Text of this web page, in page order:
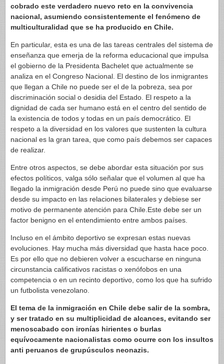
cobrado este verdadero nuevo reto en la convivencia
nacional, asumiendo consistentemente el fenómeno de
multiculturalidad que se ha producido en Chile.
En particular, esta es una de las tareas centrales del sistema de
enseñanza que emerja de la reforma educacional que impulsa
el gobierno de la Presidenta Bachelet que actualmente se
analiza en el Congreso Nacional. El destino de los inmigrantes
que llegan a Chile no puede ser el de la pobreza, sea por
discriminación social o desidia del Estado. El respeto a la
dignidad de cada ser humano está en el centro del sentido de
la existencia de todos y todas en un país democrático. El
respeto a la diversidad en los valores que sustenten la cultura
nacional es la gran tarea, que como país debemos ser capaces
de realizar.
Entre otros aspectos, se debe abordar esta situación por sus
efectos políticos, valga sólo señalar que el volumen al que ha
llegado la inmigración desde Perú no puede sino que evaluarse
desde su impacto en las relaciones bilaterales y debiese ser
motivo de permanente atención para Chile.Este debe ser un
factor benigno en el entendimiento entre ambos países.
Incluso en el ámbito deportivo se expresan estas nuevas
evoluciones. Hay mucha más diversidad que hasta hace poco.
Es por ello que no debieren volver a escucharse en ninguna
circunstancia calificativos racistas o xenófobos en una
competencia o en un recinto deportivo, como los que ha sufrido
un futbolista venezolano.
El tema de la inmigración en Chile debe salir de la sombra,
y ser tratado en su multiplicidad de alcances, evitando ser
menoscabado con ironías hirientes o burlas
equívocamente nacionalistas como ocurre con los insultos
anti peruanos de grupúsculos neonazis.